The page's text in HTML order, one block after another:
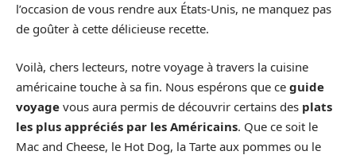
l’occasion de vous rendre aux États-Unis, ne manquez pas
de goûter à cette délicieuse recette.
Voilà, chers lecteurs, notre voyage à travers la cuisine
américaine touche à sa fin. Nous espérons que ce guide
voyage vous aura permis de découvrir certains des plats
les plus appréciés par les Américains. Que ce soit le
Mac and Cheese, le Hot Dog, la Tarte aux pommes ou le